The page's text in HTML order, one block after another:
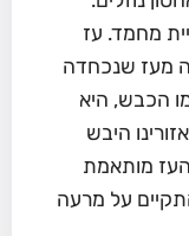
מחמד. עז
מעז שנכחדה
הכבש, היא
היבש
מותאמת
על מרעה